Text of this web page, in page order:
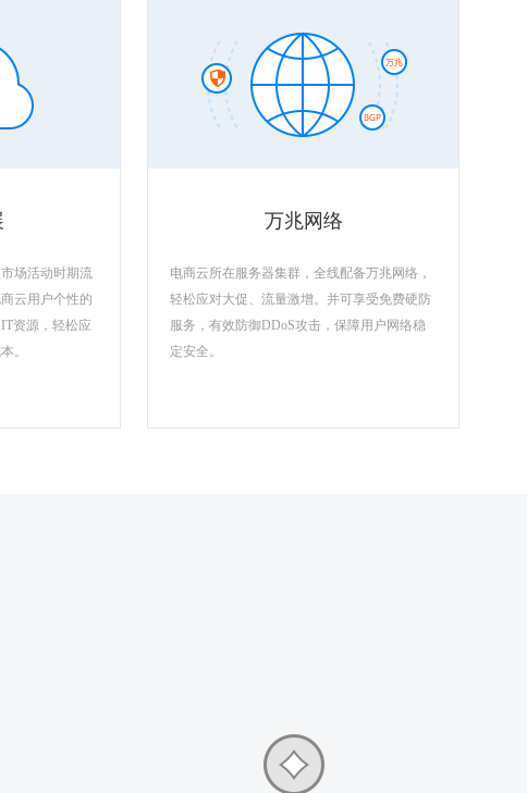
场活动时期流
云用户个性的
资源，轻松应
。
万兆网络
电商云所在服务器集群，全线配备万兆网络，
轻松应对大促、流量激增。并可享受免费硬防
服务，有效防御DDoS攻击，保障用户网络稳
定安全。